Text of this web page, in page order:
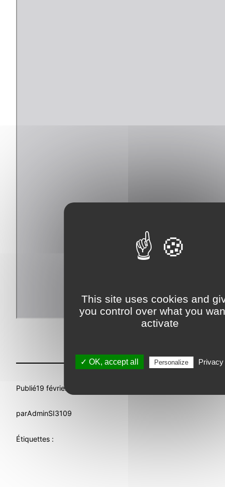
Publié19 février 2020
parAdminSI3109
Étiquettes :
This site uses cookies and
you control over what you
activate
✓ OK, accept all Personalize